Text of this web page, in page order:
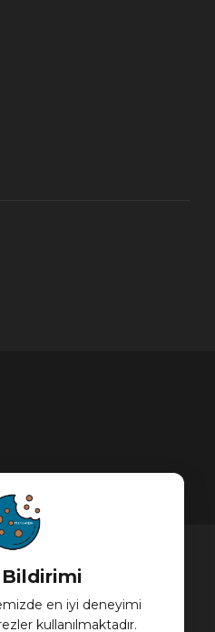
Bildirimi
en iyi deneyimi
kullanılmaktadır.